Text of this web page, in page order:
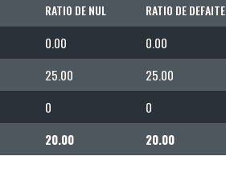
RATIO DE NUL RATIO DE DEFAITE
0.00 0.00
25.00 25.00
0 0
20.00 20.00